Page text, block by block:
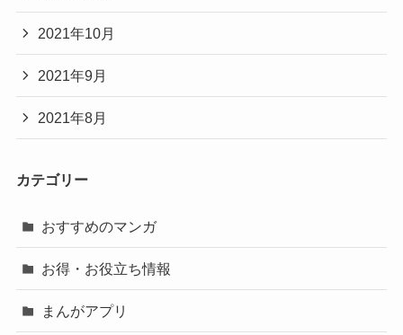
2021年10月
2021年9月
2021年8月
カテゴリー
おすすめのマンガ
お得・お役立ち情報
まんがアプリ